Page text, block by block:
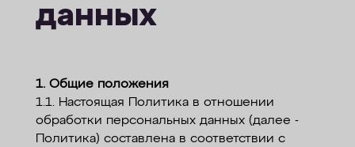
ОПЛАТАданных
1. Общие положения
1.1. Настоящая Политика в отношении
обработки персональных данных (далее -
Политика) составлена в соответствии с